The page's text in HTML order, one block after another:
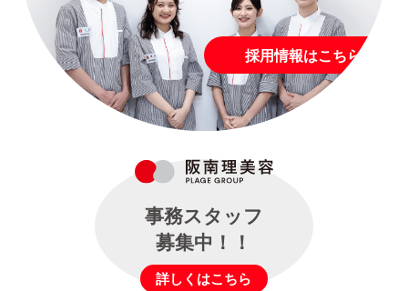
採用情報はこちら
事務スタッフ
募集中！！
詳しくはこちら